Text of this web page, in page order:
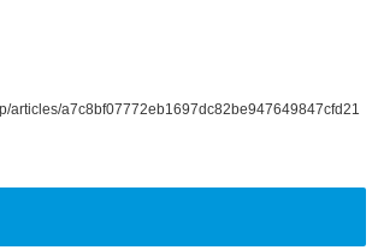
articles/a7c8bf07772eb1697dc82be947649847cfd21